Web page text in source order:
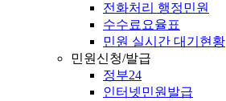
전화처리 행정민원
수수료요율표
민원 실시간 대기현황
민원신청/발급
정부24
인터넷민원발급